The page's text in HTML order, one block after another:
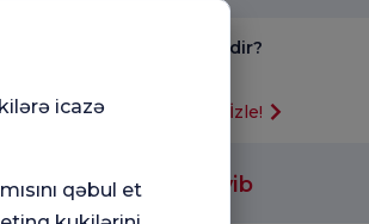
ERCP nədir?
Videoyu İzle!
bölmələrində işləyib
icazə
qəbul et